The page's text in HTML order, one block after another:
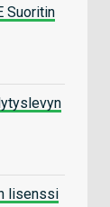
Suoritin
lisenssi